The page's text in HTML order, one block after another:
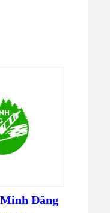
Đăng